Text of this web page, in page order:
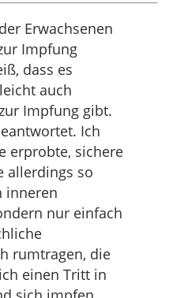
Erwachsenen
Impfung
dass es
auch
Impfung gibt.
Ich
erprobte, sichere
allerdings so
inneren
nur einfach
rumtragen, die
einen Tritt in